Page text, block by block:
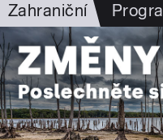
Zahraniční